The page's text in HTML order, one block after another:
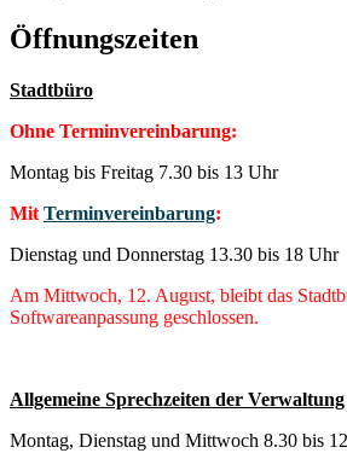
Öffnungszeiten
Stadtbüro
Ohne Terminvereinbarung:
Montag bis Freitag 7.30 bis 13 Uhr
Mit Terminvereinbarung:
Dienstag und Donnerstag 13.30 bis 18 Uhr
Am Mittwoch, 12. August, bleibt das
Softwareanpassung geschlossen.
Allgemeine Sprechzeiten der Verwaltung
Montag, Dienstag und Mittwoch 8.30 bis